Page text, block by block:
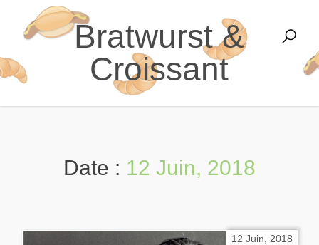
Bratwurst &
Croissant
Date : 12 Juin, 2018
12 Juin, 2018